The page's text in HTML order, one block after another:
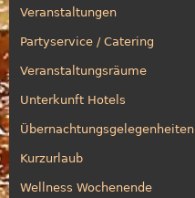
Veranstaltungen
Partyservice / Catering
Veranstaltungsräume
Unterkunft Hotels
Übernachtungsgelegenheiten
Kurzurlaub
Wellness Wochenende